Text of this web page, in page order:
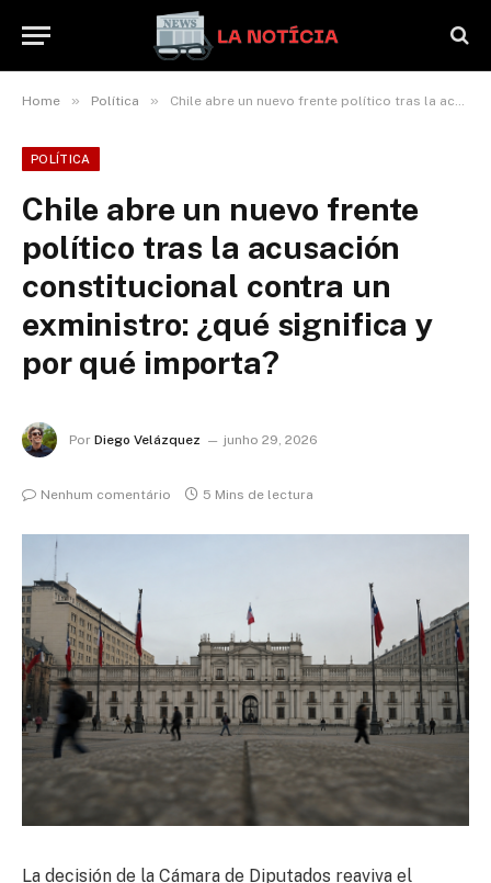
Home » Política » Chile abre un nuevo frente político tras la acusación constitucional contra un exministro: ¿qué significa y por qué importa?
POLÍTICA
Chile abre un nuevo frente
político tras la acusación
constitucional contra un
exministro: ¿qué significa y
por qué importa?
Por Diego Velázquez junho 29, 2026
Nenhum comentário 5 Mins de lectura
La decisión de la Cámara de Diputados reaviva el